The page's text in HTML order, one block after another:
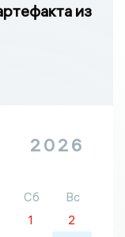
из
2026
Сб
Вс
1
2